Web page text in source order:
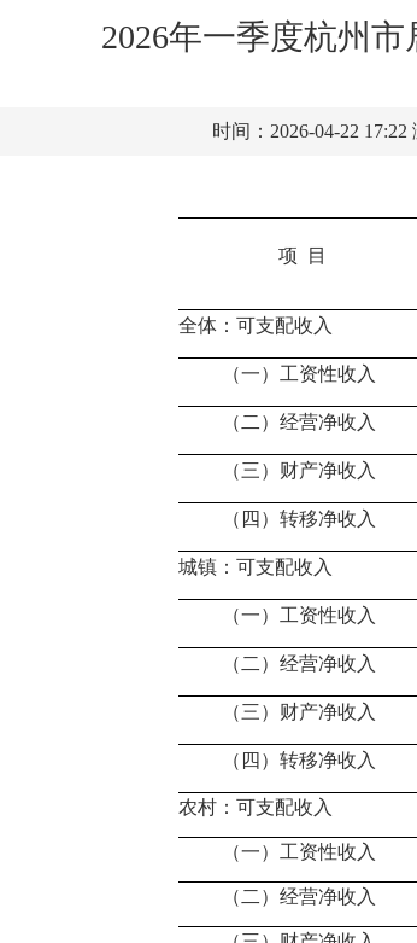
2026年一季度杭州
时间：2026-04-22 17:22
项 目
全体：可支配收入
（一）工资性收入
（二）经营净收入
（三）财产净收入
（四）转移净收入
城镇：可支配收入
（一）工资性收入
（二）经营净收入
（三）财产净收入
（四）转移净收入
农村：可支配收入
（一）工资性收入
（二）经营净收入